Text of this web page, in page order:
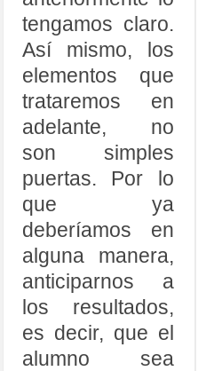
tengamos claro.
Así mismo, los
elementos que
trataremos en
adelante, no
son simples
puertas. Por lo
que ya
deberíamos en
alguna manera,
anticiparnos a
los resultados,
es decir, que el
alumno sea